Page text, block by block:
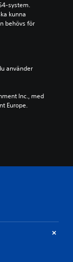
system.
kunna
behövs för
Inc., med
Europe.